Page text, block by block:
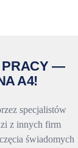
PRACY —
A4!
specjalistów
z innych firm
świadomych